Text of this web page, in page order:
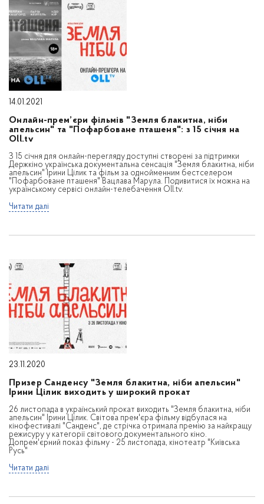
14.01.2021
Онлайн-прем’єри фільмів "Земля блакитна, ніби
апельсин" та "Пофарбоване пташеня": з 15 січня на
Oll.tv
З 15 січня для онлайн-перегляду доступні створені за підтримки
Держкіно українська документальна сенсація "Земля блакитна, ніби
апельсин" Ірини Цілик та фільм за однойменним бестселером
"Пофарбоване пташеня" Вацлава Марула. Подивитися їх можна на
українському сервісі онлайн-телебачення Oll.tv.
Читати далі
23.11.2020
Призер Санденсу "Земля блакитна, ніби апельсин"
Ірини Цілик виходить у широкий прокат
26 листопада в український прокат виходить "Земля блакитна, ніби
апельсин" Ірини Цілик. Світова прем'єра фільму відбулася на
кінофестивалі "Санденс", де стрічка отримала премію за найкращу
режисуру у категорії світового документального кіно.
Допрем'єрний показ фільму - 25 листопада, кінотеатр "Київська
Русь"
Читати далі